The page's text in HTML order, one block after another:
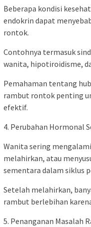
Beberapa kondisi
endokrin dapat
rontok.
Contohnya termasuk
wanita, hipotiroidisme,
Pemahaman tentang
rambut rontok penting
efektif.
4. Perubahan Hormonal
Wanita sering
melahirkan, atau
sementara dalam siklus
Setelah melahirkan,
rambut berlebihan
5. Penanganan Masalah